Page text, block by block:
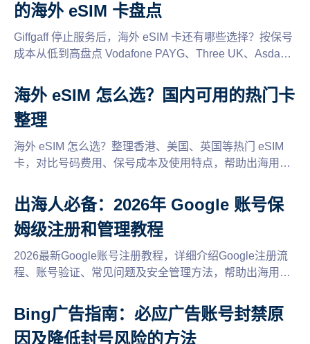
的海外 eSIM 卡盘点
Giffgaff 停止服务后，海外 eSIM 卡还有哪些选择？按保号
成本从低到高盘点 Vodafone PAYG、Three UK、Asda
附全面的保号规则。
海外 eSIM 怎么选？国内可用的热门卡
整理
海外 eSIM 怎么选？整理香港、美国、英国等热门 eSIM
卡，对比号码费用、保号成本及使用特点，帮助出海用户
出海人必备：2026年 Google 账号保
姆级注册和管理教程
2026最新Google账号注册教程，详细介绍Google注册流
程、账号验证、常见问题及安全管理方法，帮助出海用户
Bing广告指南：必应广告账号封禁原
因及降低封号风险的方法